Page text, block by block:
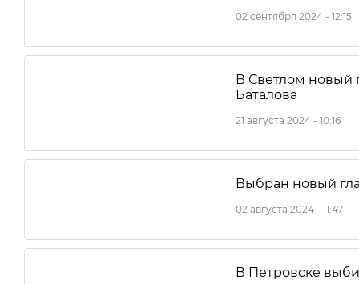
02 сентября 2024 - 12:15
В Светлом новый
Баталова
21 августа 2024 - 10:16
Выбран новый
02 августа 2024 - 11:47
В Петровске